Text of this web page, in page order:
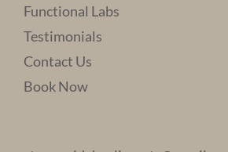
Functional Labs
Testimonials
Contact Us
Book Now